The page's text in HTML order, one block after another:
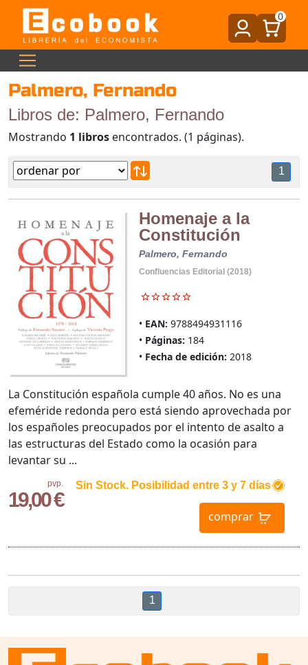
0
Palmero, Fernando
Libros de: Palmero, Fernando
Mostrando 1 libros encontrados. (1 páginas).
1
Homenaje a la
Constitución
Palmero, Fernando
Confluencias Editorial (2018)
EAN: 9788494931116
Páginas: 184
Fecha de edición: 2018
pvp.
19,00 €
Sin Stock. Posibilidad entre 3 y 7 días
comprar
La Constitución española cumple 40 años. No es una
efeméride redonda pero está siendo aprovechada por
los españoles preocupados por el intento de asalto a
las estructuras del Estado como la ocasión para
levantar su ...
1